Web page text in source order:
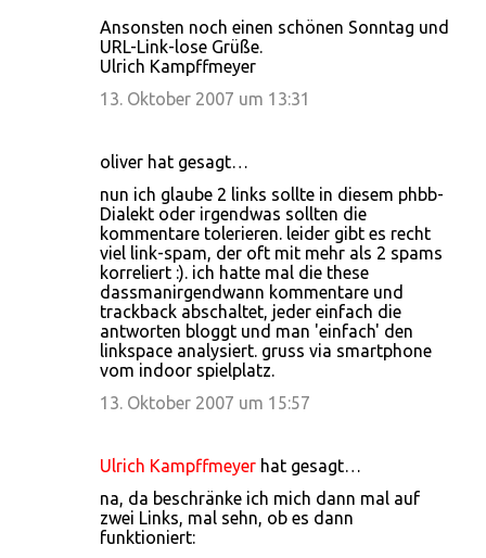
Ansonsten noch einen schönen Sonntag und
URL-Link-lose Grüße.
Ulrich Kampffmeyer
13. Oktober 2007 um 13:31
oliver hat gesagt…
nun ich glaube 2 links sollte in diesem phbb-
Dialekt oder irgendwas sollten die
kommentare tolerieren. leider gibt es recht
viel link-spam, der oft mit mehr als 2 spams
korreliert :). ich hatte mal die these
dassmanirgendwann kommentare und
trackback abschaltet, jeder einfach die
antworten bloggt und man 'einfach' den
linkspace analysiert. gruss via smartphone
vom indoor spielplatz.
13. Oktober 2007 um 15:57
Ulrich Kampffmeyer hat gesagt…
na, da beschränke ich mich dann mal auf
zwei Links, mal sehn, ob es dann
funktioniert: